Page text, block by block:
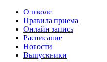
О школе
Правила приема
Онлайн запись
Расписание
Новости
Выпускники